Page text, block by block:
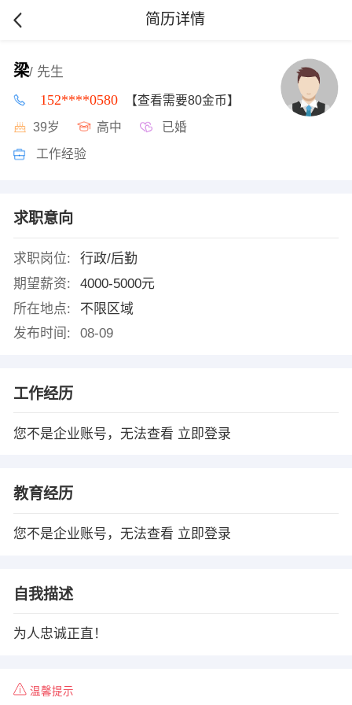
简历详情
梁/ 先生
152****0580 【查看需要80金币】
39岁 高中 已婚
工作经验
求职意向
求职岗位:
行政/后勤
期望薪资:
4000-5000元
所在地点:
不限区域
发布时间:
08-09
工作经历
您不是企业账号，无法查看 立即登录
教育经历
您不是企业账号，无法查看 立即登录
自我描述
为人忠诚正直！
温馨提示